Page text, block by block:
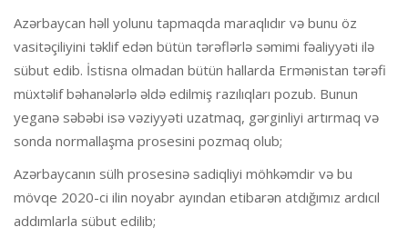
Azərbaycan həll yolunu tapmaqda maraqlıdır və bunu öz
vasitəçiliyini təklif edən bütün tərəflərlə səmimi fəaliyyəti ilə
sübut edib. İstisna olmadan bütün hallarda Ermənistan tərəfi
müxtəlif bəhanələrlə əldə edilmiş razılıqları pozub. Bunun
yeganə səbəbi isə vəziyyəti uzatmaq, gərginliyi artırmaq və
sonda normallaşma prosesini pozmaq olub;
Azərbaycanın sülh prosesinə sadiqliyi möhkəmdir və bu
mövqe 2020-ci ilin noyabr ayından etibarən atdığımız ardıcıl
addımlarla sübut edilib;